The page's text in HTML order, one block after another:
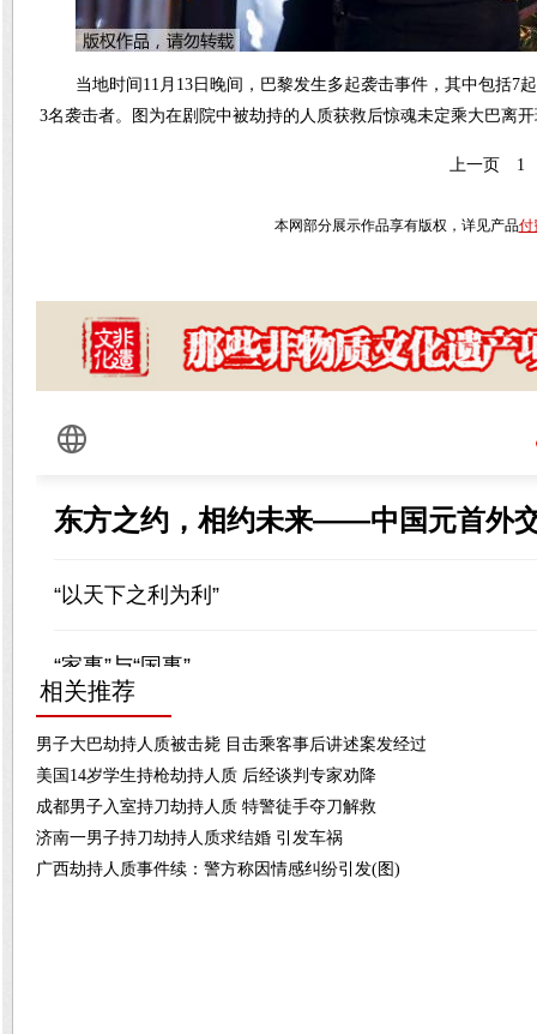
当地时间11月13日晚间，巴黎发生多起袭击事件，其中包括7
3名袭击者。图为在剧院中被劫持的人质获救后惊魂未定乘大巴离
上一页 1
本网部分展示作品享有版权，详见产品付
相关推荐
男子大巴劫持人质被击毙 目击乘客事后讲述案发经过
美国14岁学生持枪劫持人质 后经谈判专家劝降
成都男子入室持刀劫持人质 特警徒手夺刀解救
济南一男子持刀劫持人质求结婚 引发车祸
广西劫持人质事件续：警方称因情感纠纷引发(图)